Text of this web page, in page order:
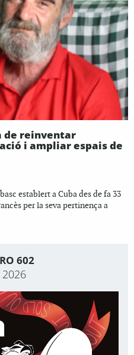
de reinventar
i ampliar espais de
establert a Cuba des de fa 33
per la seva pertinença a
602
2026